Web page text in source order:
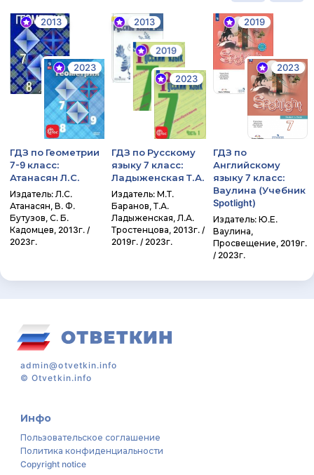
2013
2023
ГДЗ по Геометрии
7-9 класс:
Атанасян Л.С.
Издатель: Л.С.
Атанасян, В. Ф.
Бутузов, С. Б.
Кадомцев, 2013г. /
2023г.
2013
2019
2023
ГДЗ по Русскому
языку 7 класс:
Ладыженская Т.А.
Издатель: М.Т.
Баранов, Т.А.
Ладыженская, Л.А.
Тростенцова, 2013г. /
2019г. / 2023г.
2019
2023
ГДЗ по
Английскому
языку 7 класс:
Ваулина (Учебник
Spotlight)
Издатель: Ю.Е.
Ваулина,
Просвещение, 2019г.
/ 2023г.
admin@otvetkin.info
©Otvetkin.info
Инфо
Пользовательское соглашение
Политика конфиденциальности
Copyright notice